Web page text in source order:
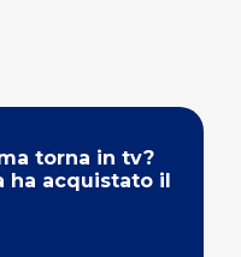
torna in tv?
ha acquistato il